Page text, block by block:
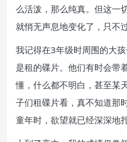
么活泼，那么纯真。但这一
就悄无声息地变化了，只不
我记得在3年级时周围的大
是租的碟片。他们有时会带
懂，什么都不明白，甚至某
子们租碟片看，真不知道那
童年时，欲望就已经深深地